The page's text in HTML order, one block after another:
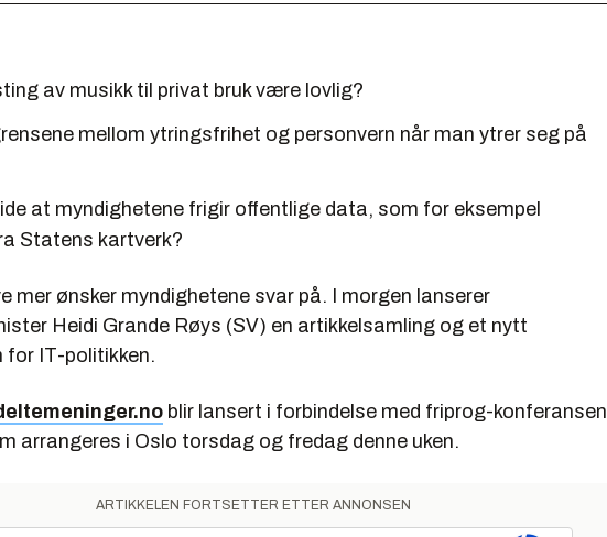
av musikk til privat bruk være lovlig?
mellom ytringsfrihet og personvern når man ytrer seg på
at myndighetene frigir offentlige data, som for eksempel
Statens kartverk?
mer ønsker myndighetene svar på. I morgen lanserer
Heidi Grande Røys (SV) en artikkelsamling og et nytt
IT-politikken.
blir lansert i forbindelse med friprog-konferansen
arrangeres i Oslo torsdag og fredag denne uken.
ARTIKKELEN FORTSETTER ETTER ANNONSEN